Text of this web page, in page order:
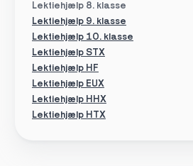
Lektiehjælp 8. klasse
Lektiehjælp 9. klasse
Lektiehjælp 10. klasse
Lektiehjælp HF
Lektiehjælp EUX
Lektiehjælp STX
Lektiehjælp HHX
Lektiehjælp HTX